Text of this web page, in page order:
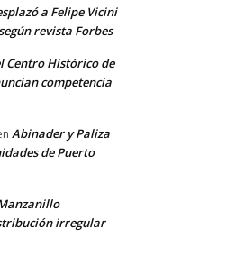
a Felipe Vicini
revista Forbes
Centro Histórico de
competencia
Abinader y Paliza
de Puerto
irregular